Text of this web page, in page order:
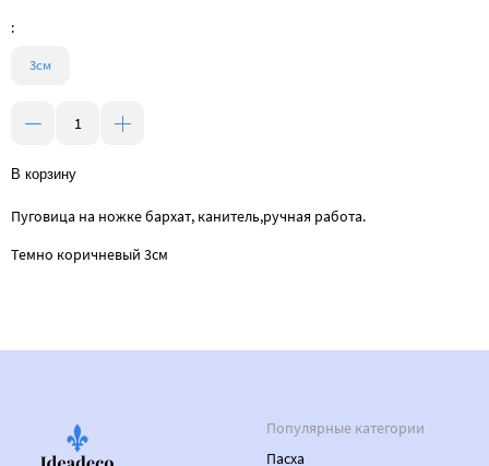
:
3см
В корзину
Пуговица на ножке бархат, канитель,ручная работа.
Темно коричневый 3см
Популярные категории
Пасха